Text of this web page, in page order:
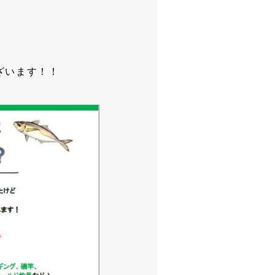
ます！！